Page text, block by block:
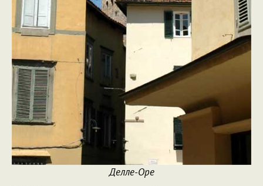
Делле-Оре